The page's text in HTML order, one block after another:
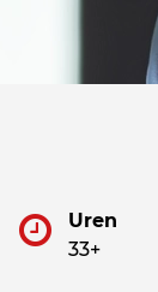
Uren
33+